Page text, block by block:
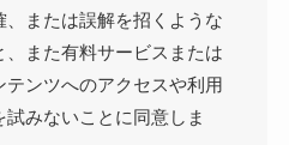
、または誤解を招くような
また有料サービスまたは
ンツへのアクセスや利用
みないことに同意しま